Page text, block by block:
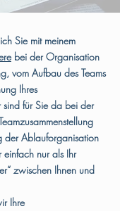
Sie mit meinem
bei der Organisation
vom Aufbau des Teams
Ihres
sind für Sie da bei der
der Ablauforganisation
einfach nur als Ihr
zwischen Ihnen und
Ihre